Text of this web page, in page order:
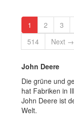
1 2 3
514
Next →
John Deere
Die grüne und
hat Fabriken in
John Deere ist
Welt.